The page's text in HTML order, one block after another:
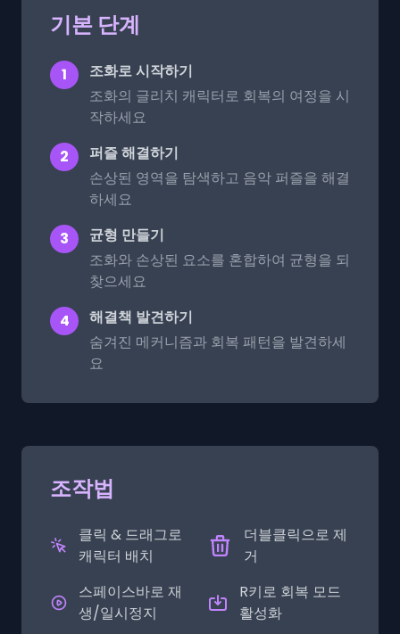
기본 단계
1
조화로 시작하기
조화의 글리치 캐릭터로 회복의 여정을 시
작하세요
2
퍼즐 해결하기
손상된 영역을 탐색하고 음악 퍼즐을 해결
하세요
3
균형 만들기
조화와 손상된 요소를 혼합하여 균형을 되
찾으세요
4
해결책 발견하기
숨겨진 메커니즘과 회복 패턴을 발견하세
요
조작법
클릭 & 드래그로
캐릭터 배치
더블클릭으로 제
거
스페이스바로 재
생/일시정지
R키로 회복 모드
활성화